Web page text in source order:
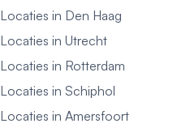
Locaties in Den Haag
Locaties in Utrecht
Locaties in Rotterdam
Locaties in Schiphol
Locaties in Amersfoort